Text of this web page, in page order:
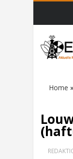
Home »